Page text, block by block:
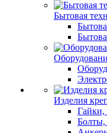
Бытовая
Изделия